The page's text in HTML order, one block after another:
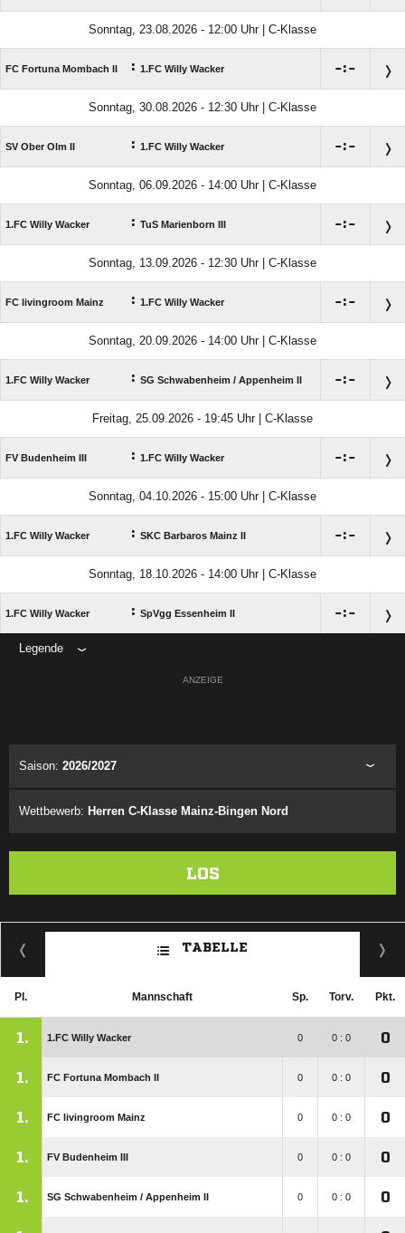
Sonntag, 23.08.2026 - 12:00 Uhr | C-Klasse
FC Fortuna Mombach II : 1.FC Willy Wacker :
Sonntag, 30.08.2026 - 12:30 Uhr | C-Klasse
SV Ober Olm II : 1.FC Willy Wacker :
Sonntag, 06.09.2026 - 14:00 Uhr | C-Klasse
1.FC Willy Wacker : TuS Marienborn III :
Sonntag, 13.09.2026 - 12:30 Uhr | C-Klasse
FC livingroom Mainz : 1.FC Willy Wacker :
Sonntag, 20.09.2026 - 14:00 Uhr | C-Klasse
1.FC Willy Wacker : SG Schwabenheim /​ Appenheim II :
Freitag, 25.09.2026 - 19:45 Uhr | C-Klasse
FV Budenheim III : 1.FC Willy Wacker :
Sonntag, 04.10.2026 - 15:00 Uhr | C-Klasse
1.FC Willy Wacker : SKC Barbaros Mainz II :
Sonntag, 18.10.2026 - 14:00 Uhr | C-Klasse
1.FC Willy Wacker : SpVgg Essenheim II :
Legende
ANZEIGE
Saison: 2026/2027
Wettbewerb: Herren C-Klasse Mainz-Bingen Nord
LOS
TABELLE
Pl. Mannschaft Sp. Torv. Pkt.
1. 1.FC Willy Wacker 0 0 : 0 0
1. FC Fortuna Mombach II 0 0 : 0 0
1. FC livingroom Mainz 0 0 : 0 0
1. FV Budenheim III 0 0 : 0 0
1. SG Schwabenheim /​ Appenheim II 0 0 : 0 0